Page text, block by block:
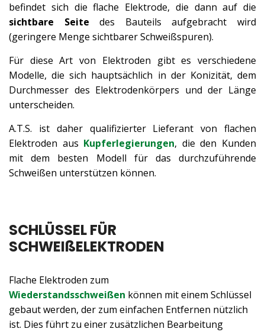
befindet sich die flache Elektrode, die dann auf die
sichtbare Seite des Bauteils aufgebracht wird
(geringere Menge sichtbarer Schweißspuren).
Für diese Art von Elektroden gibt es verschiedene
Modelle, die sich hauptsächlich in der Konizität, dem
Durchmesser des Elektrodenkörpers und der Länge
unterscheiden.
A.T.S. ist daher qualifizierter Lieferant von flachen
Elektroden aus Kupferlegierungen, die den Kunden
mit dem besten Modell für das durchzuführende
Schweißen unterstützen können.
SCHLÜSSEL FÜR
SCHWEIßELEKTRODEN
Flache Elektroden zum
Wiederstandsschweißen können mit einem Schlüssel
gebaut werden, der zum einfachen Entfernen nützlich
ist. Dies führt zu einer zusätzlichen Bearbeitung